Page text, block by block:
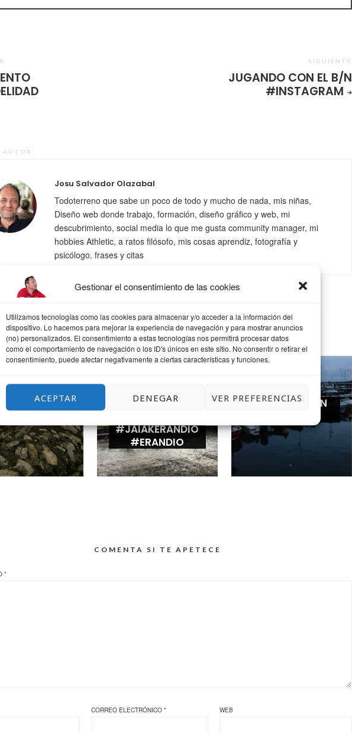
Gestionar el consentimiento de las cookies
Utilizamos tecnologías como las cookies para almacenar y/o acceder a la información del
dispositivo. Lo hacemos para mejorar la experiencia de navegación y para mostrar anuncios
(no) personalizados. El consentimiento a estas tecnologías nos permitirá procesar datos
como el comportamiento de navegación o los ID's únicos en este sitio. No consentir o retirar el
consentimiento, puede afectar negativamente a ciertas características y funciones.
ACEPTAR DENEGAR VER PREFERENCIAS
SIGUIENTE
JUGANDO CON EL B/N
#INSTAGRAM
AUTOR
Josu Salvador Olazabal
Todoterreno que sabe un poco de todo y mucho de nada, mis niñas,
Diseño web donde trabajo, formación, diseño gráfico y web, mi
descubrimiento, social media lo que me gusta community manager, mi
hobbies Athletic, a ratos filósofo, mis cosas aprendiz, fotografía y
psicólogo. frases y citas
QUIZÁS TE GUSTE
AFOTANDO
LLUEVE UN
#JAIAKERANDIO
#ERANDIO
UNA TARDE EN
COMENTA SI TE APETECE
*
CORREO ELECTRÓNICO* WEB